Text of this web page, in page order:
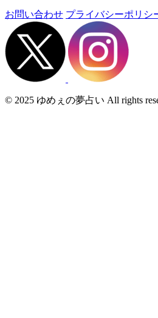
お問い合わせ プライバシーポリシ
© 2025 ゆめぇの夢占い All rights